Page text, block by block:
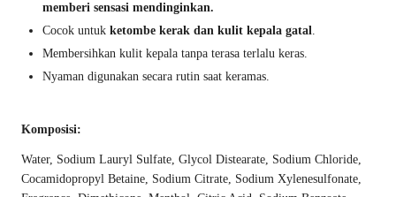
memberi sensasi mendinginkan.
Cocok untuk ketombe kerak dan kulit kepala gatal.
Membersihkan kulit kepala tanpa terasa terlalu keras.
Nyaman digunakan secara rutin saat keramas.
Komposisi:
Water, Sodium Lauryl Sulfate, Glycol Distearate, Sodium Chloride,
Cocamidopropyl Betaine, Sodium Citrate, Sodium Xylenesulfonate,